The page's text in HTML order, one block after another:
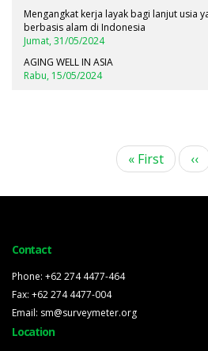
Mengangkat kerja layak bagi lanjut usia
berbasis alam di Indonesia
Jumat, 31/05/2024
AGING WELL IN ASIA
Rabu, 15/05/2024
First
page
« First ‹‹
Contact
Phone: +62 274 4477-464
Fax: +62 274 4477-004
Email: sm@surveymeter.org
Location